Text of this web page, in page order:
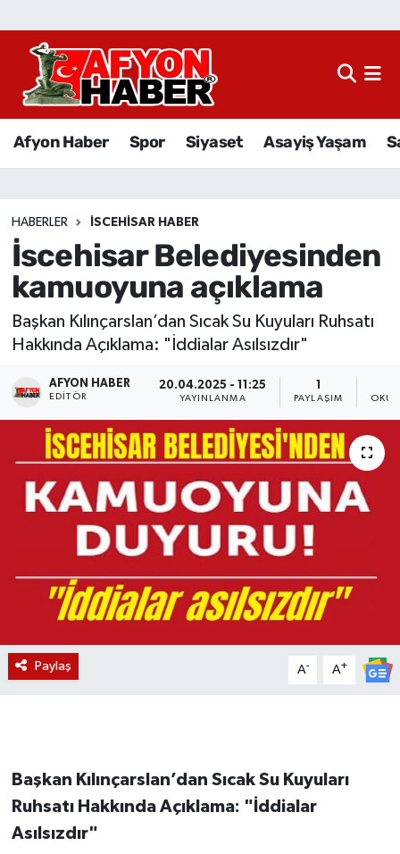
Afyon Haber Spor Siyaset Asayiş Yaşam
HABERLER İSCEHISAR HABER
İscehisar Belediyesinden
kamuoyuna açıklama
Başkan Kılınçarslan’dan Sıcak Su Kuyuları Ruhsatı
Hakkında Açıklama: "İddialar Asılsızdır"
AFYON HABER
EDITÖR
20.04.2025 - 11:25
YAYINLANMA PAYLAŞIM
Paylaş A- A+
Başkan Kılınçarslan’dan Sıcak Su Kuyuları
Ruhsatı Hakkında Açıklama: "İddialar
Asılsızdır"
Afyon Haber
Sağlık
Eğitim
Sivil Toplum
Ekonomi
Magazin
Etkinlikler